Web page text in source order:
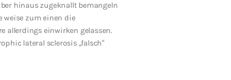
hinaus zugeknallt bemangeln
weise zum einen die
allerdings einwirken gelassen.
lateral sclerosis „falsch“